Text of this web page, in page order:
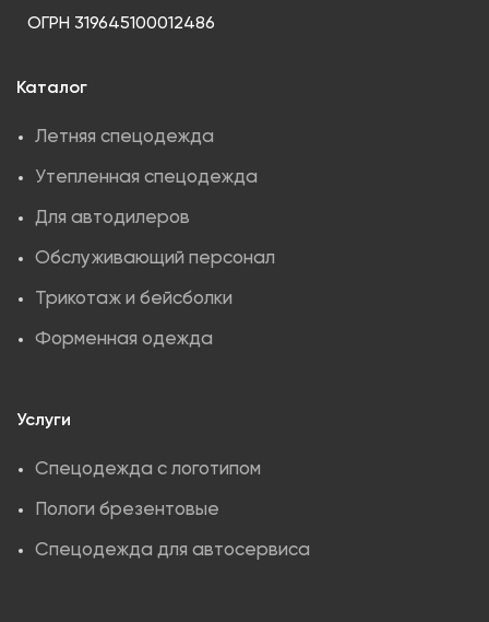
ОГРН 319645100012486
Каталог
Летняя спецодежда
Утепленная спецодежда
Для автодилеров
Обслуживающий персонал
Трикотаж и бейсболки
Форменная одежда
Услуги
Спецодежда с логотипом
Пологи брезентовые
Спецодежда для автосервиса